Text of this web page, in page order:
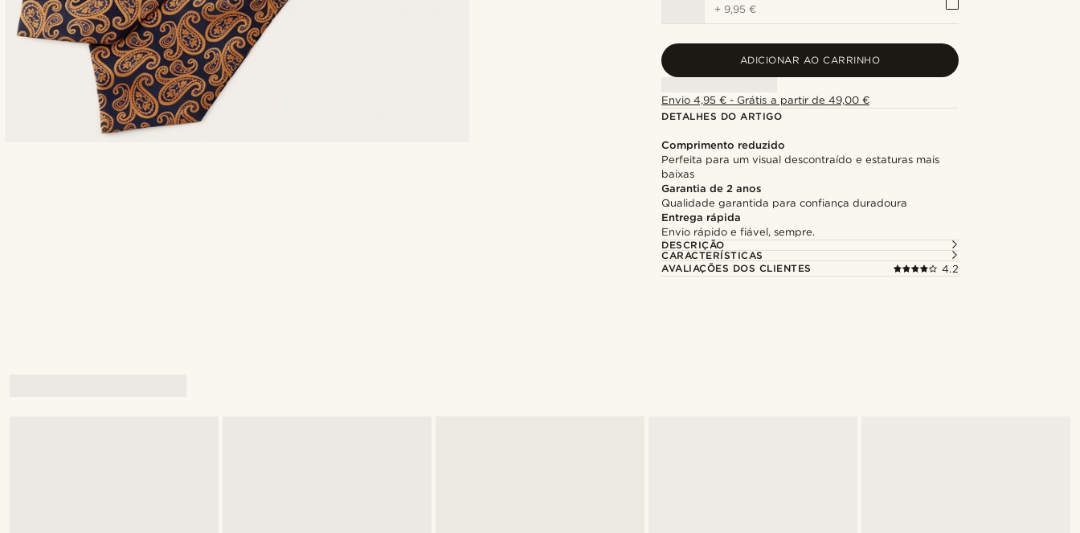
+ 9,95 €
ADICIONAR AO CARRINHO
Envio 4,95 € - Grátis a partir de 49,00 €
DETALHES DO ARTIGO
Comprimento reduzido
Perfeita para um visual descontraído e estaturas mais
baixas
Garantia de 2 anos
Qualidade garantida para confiança duradoura
Entrega rápida
Envio rápido e fiável, sempre.
DESCRIÇÃO
CARACTERÍSTICAS
AVALIAÇÕES DOS CLIENTES
4.2